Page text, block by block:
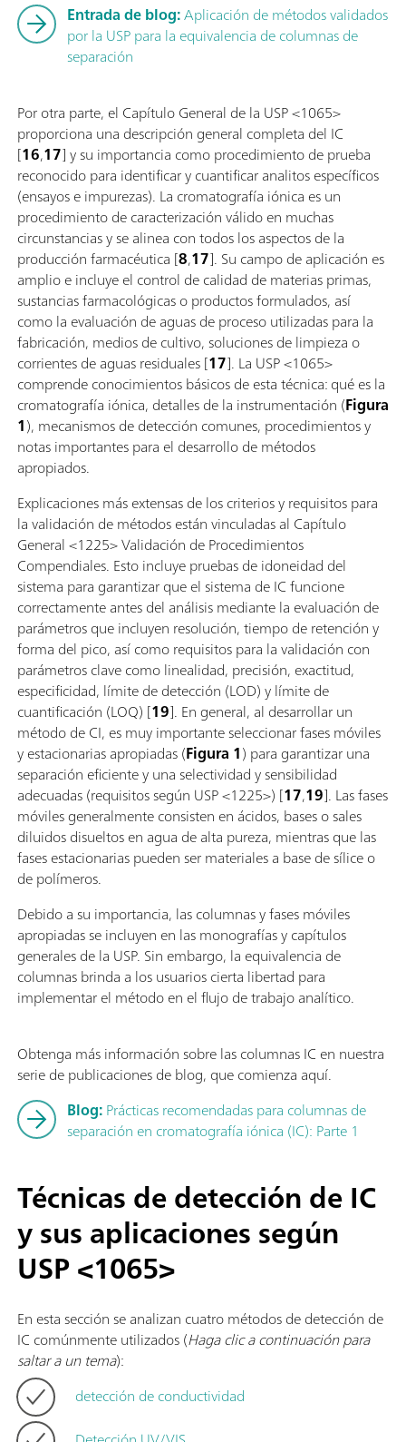
Entrada de blog:Aplicación de métodos validados
por la USP para la equivalencia de columnas de
separación
Por otra parte, el Capítulo General de la USP <1065>
proporciona una descripción general completa del IC
[16,17] y su importancia como procedimiento de prueba
reconocido para identificar y cuantificar analitos específicos
(ensayos e impurezas). La cromatografía iónica es un
procedimiento de caracterización válido en muchas
circunstancias y se alinea con todos los aspectos de la
producción farmacéutica [8,17]. Su campo de aplicación es
amplio e incluye el control de calidad de materias primas,
sustancias farmacológicas o productos formulados, así
como la evaluación de aguas de proceso utilizadas para la
fabricación, medios de cultivo, soluciones de limpieza o
corrientes de aguas residuales [17]. La USP <1065>
comprende conocimientos básicos de esta técnica: qué es la
cromatografía iónica, detalles de la instrumentación (Figura
1), mecanismos de detección comunes, procedimientos y
notas importantes para el desarrollo de métodos
apropiados.
Explicaciones más extensas de los criterios y requisitos para
la validación de métodos están vinculadas al Capítulo
General <1225> Validación de Procedimientos
Compendiales. Esto incluye pruebas de idoneidad del
sistema para garantizar que el sistema de IC funcione
correctamente antes del análisis mediante la evaluación de
parámetros que incluyen resolución, tiempo de retención y
forma del pico, así como requisitos para la validación con
parámetros clave como linealidad, precisión, exactitud,
especificidad, límite de detección (LOD) y límite de
cuantificación (LOQ) [19]. En general, al desarrollar un
método de CI, es muy importante seleccionar fases móviles
y estacionarias apropiadas (Figura 1) para garantizar una
separación eficiente y una selectividad y sensibilidad
adecuadas (requisitos según USP <1225>) [17,19]. Las fases
móviles generalmente consisten en ácidos, bases o sales
diluidos disueltos en agua de alta pureza, mientras que las
fases estacionarias pueden ser materiales a base de sílice o
de polímeros.
Debido a su importancia, las columnas y fases móviles
apropiadas se incluyen en las monografías y capítulos
generales de la USP. Sin embargo, la equivalencia de
columnas brinda a los usuarios cierta libertad para
implementar el método en el flujo de trabajo analítico.
Obtenga más información sobre las columnas IC en nuestra
serie de publicaciones de blog, que comienza aquí.
Blog:Prácticas recomendadas para columnas de
separación en cromatografía iónica (IC): Parte 1
Técnicas de detección de IC
y sus aplicaciones según
USP <1065>
En esta sección se analizan cuatro métodos de detección de
IC comúnmente utilizados (Haga clic a continuación para
saltar a un tema):
detección de conductividad